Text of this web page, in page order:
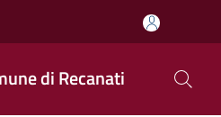
di Recanati